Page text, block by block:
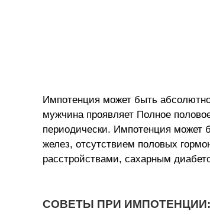
Импотенция может быть
мужчина проявляет Полное
периодически. Импотенция может
желез, отсутствием половых
расстройствами, сахарным
СОВЕТЫ ПРИ ИМПОТЕНЦИИ: